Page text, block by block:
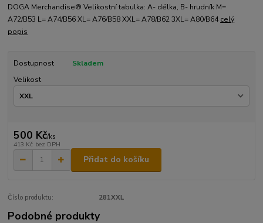
DOGA Merchandise® Velikostní tabulka: A- délka, B- hrudník M=
A72/B53 L= A74/B56 XL= A76/B58 XXL= A78/B62 3XL= A80/B64celý
popis
Dostupnost
Skladem
Velikost
500 Kč/ks
413 Kč bez DPH
Přidat do košíku
Číslo produktu: 281XXL
Podobné produkty